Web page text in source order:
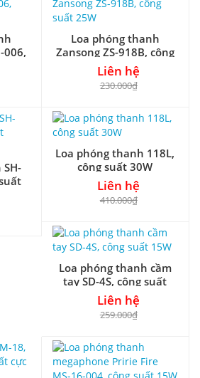
006,
Loa phóng thanh
Zansong ZS-918B, công
suất 25W
Liên hệ
230.000₫
Loa phóng thanh 118L,
công suất 30W
Liên hệ
410.000₫
Loa phóng thanh cầm
tay SD-4S, công suất
15W
Liên hệ
259.000₫